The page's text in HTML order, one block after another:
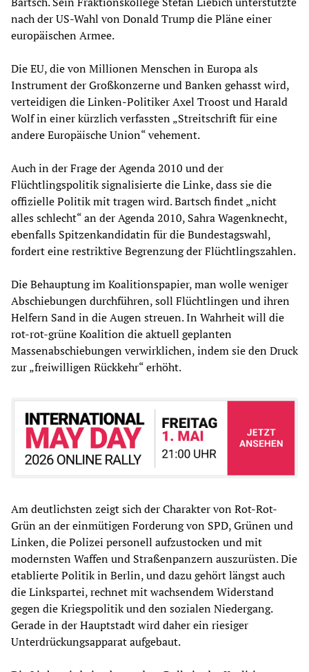
nach der US-Wahl von Donald Trump die Pläne einer
europäischen Armee.
Die EU, die von Millionen Menschen in Europa als
Instrument der Großkonzerne und Banken gehasst wird,
verteidigen die Linken-Politiker Axel Troost und Harald
Wolf in einer kürzlich verfassten „Streitschrift für eine
andere Europäische Union“ vehement.
Auch in der Frage der Agenda 2010 und der
Flüchtlingspolitik signalisierte die Linke, dass sie die
offizielle Politik mit tragen wird. Bartsch findet „nicht
alles schlecht“ an der Agenda 2010, Sahra Wagenknecht,
ebenfalls Spitzenkandidatin für die Bundestagswahl,
fordert eine restriktive Begrenzung der Flüchtlingszahlen.
Die Behauptung im Koalitionspapier, man wolle weniger
Abschiebungen durchführen, soll Flüchtlingen und ihren
Helfern Sand in die Augen streuen. In Wahrheit will die
rot-rot-grüne Koalition die aktuell geplanten
Massenabschiebungen verwirklichen, indem sie den Druck
zur „freiwilligen Rückkehr“ erhöht.
Am deutlichsten zeigt sich der Charakter von Rot-Rot-
Grün an der einmütigen Forderung von SPD, Grünen und
Linken, die Polizei personell aufzustocken und mit
modernsten Waffen und Straßenpanzern auszurüsten. Die
etablierte Politik in Berlin, und dazu gehört längst auch
die Linkspartei, rechnet mit wachsendem Widerstand
gegen die Kriegspolitik und den sozialen Niedergang.
Gerade in der Hauptstadt wird daher ein riesiger
Unterdrückungsapparat aufgebaut.